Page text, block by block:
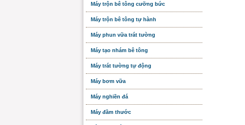
Máy trộn bê tông cưỡng bức
Máy trộn bê tông tự hành
Máy phun vữa trát tường
Máy tạo nhám bê tông
Máy trát tường tự động
Máy bơm vữa
Máy nghiền đá
Máy đầm thước